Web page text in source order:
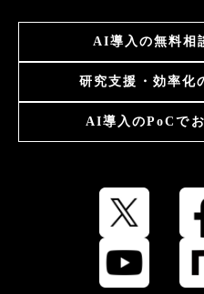
AI導入の無料相
研究支援・効率化
AI導入のPoCで